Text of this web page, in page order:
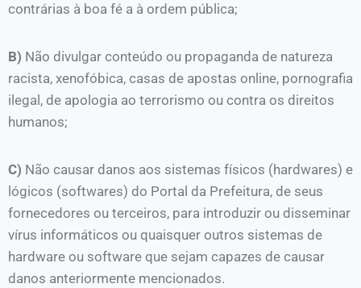
contrárias à boa fé a à ordem pública;
B) Não divulgar conteúdo ou propaganda de natureza
racista, xenofóbica, casas de apostas online, pornografia
ilegal, de apologia ao terrorismo ou contra os direitos
humanos;
C) Não causar danos aos sistemas físicos (hardwares) e
lógicos (softwares) do Portal da Prefeitura, de seus
fornecedores ou terceiros, para introduzir ou disseminar
vírus informáticos ou quaisquer outros sistemas de
hardware ou software que sejam capazes de causar
danos anteriormente mencionados.